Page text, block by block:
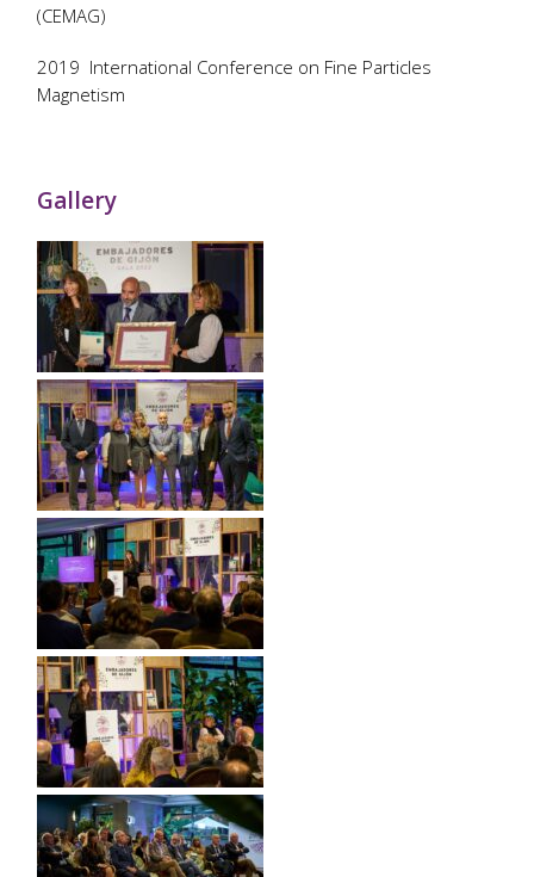
(CEMAG)
2019 International Conference on Fine Particles
Magnetism
Gallery